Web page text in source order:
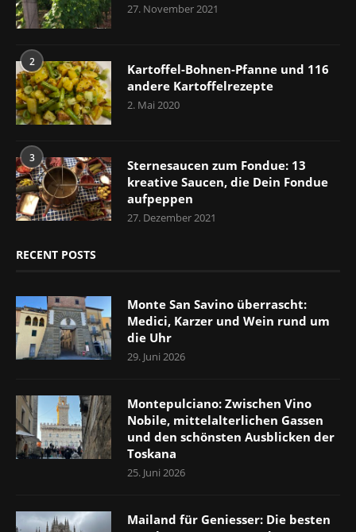
27. November 2021
2
Kartoffel-Bohnen-Pfanne und 116
andere Kartoffelrezepte
2. Mai 2020
3
Sternesaucen zum Fondue: 13
kreative Saucen, die Dein Fondue
aufpeppen
27. Dezember 2021
RECENT POSTS
Monte San Savino überrascht:
Medici, Karzer und Wein rund um
die Uhr
29. Juni 2026
Montepulciano: Zwischen Vino
Nobile, mittelalterlichen Gassen
und den schönsten Ausblicken der
Toskana
25. Juni 2026
Mailand für Geniesser: Die besten